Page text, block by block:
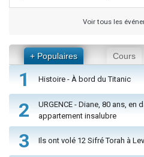
Voir tous les
+ Populaires Cours
1 Histoire - À bord du Titanic
2
URGENCE - Diane, 80 ans, en
appartement insalubre
3 Ils ont volé 12 Sifré Torah à